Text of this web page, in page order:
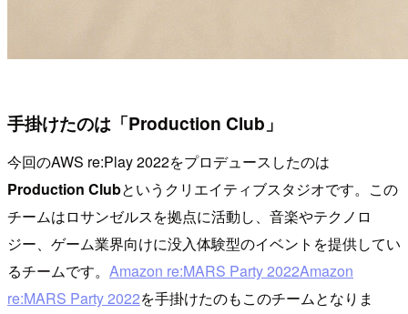
手掛けたのは「Production Club」
今回のAWS re:Play 2022をプロデュースしたのは
Production Clubというクリエイティブスタジオです。この
チームはロサンゼルスを拠点に活動し、音楽やテクノロ
ジー、ゲーム業界向けに没入体験型のイベントを提供してい
るチームです。 Amazon re:MARS Party 2022Amazon
re:MARS Party 2022を手掛けたのもこのチームとなりま